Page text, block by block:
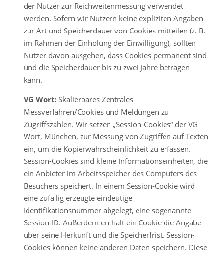
der Nutzer zur Reichweitenmessung verwendet
werden. Sofern wir Nutzern keine expliziten Angaben
zur Art und Speicherdauer von Cookies mitteilen (z. B.
im Rahmen der Einholung der Einwilligung), sollten
Nutzer davon ausgehen, dass Cookies permanent sind
und die Speicherdauer bis zu zwei Jahre betragen
kann.
VG Wort: Skalierbares Zentrales
Messverfahren/Cookies und Meldungen zu
Zugriffszahlen. Wir setzen „Session-Cookies“ der VG
Wort, München, zur Messung von Zugriffen auf Texten
ein, um die Kopierwahrscheinlichkeit zu erfassen.
Session-Cookies sind kleine Informationseinheiten, die
ein Anbieter im Arbeitsspeicher des Computers des
Besuchers speichert. In einem Session-Cookie wird
eine zufällig erzeugte eindeutige
Identifikationsnummer abgelegt, eine sogenannte
Session-ID. Außerdem enthält ein Cookie die Angabe
über seine Herkunft und die Speicherfrist. Session-
Cookies können keine anderen Daten speichern. Diese